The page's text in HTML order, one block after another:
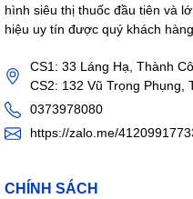
hình siêu thị thuốc đầu tiên và
hiệu uy tín được quý khách
CS1: 33 Láng Hạ, Thành
CS2: 132 Vũ Trọng Phụng,
0373978080
https://zalo.me/
CHÍNH SÁCH